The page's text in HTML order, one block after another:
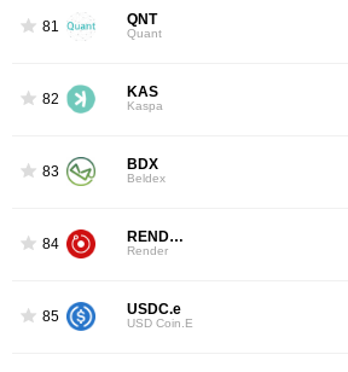
81 QNT
Quant
82 KAS
Kaspa
83 BDX
Beldex
84 RENDER
Render
85 USDC.e
USD Coin.E